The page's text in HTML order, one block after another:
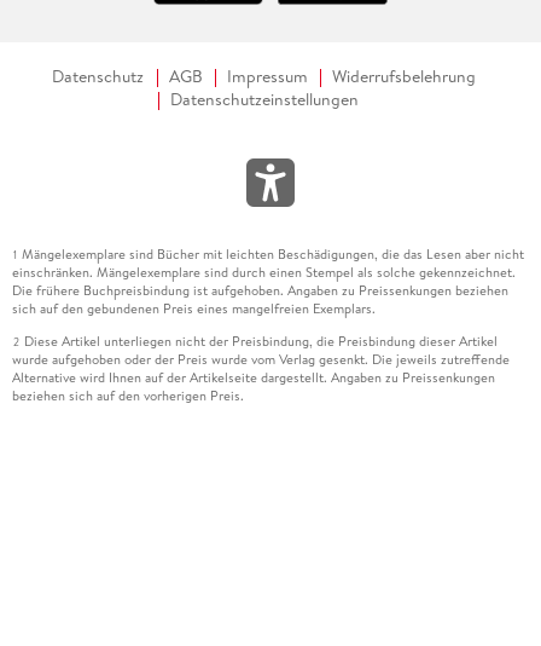
Datenschutz AGB Impressum
Widerrufsbelehrung
Datenschutzeinstellungen
1 Mängelexemplare sind Bücher mit leichten Beschädigungen, die das Lesen aber nicht
einschränken. Mängelexemplare sind durch einen Stempel als solche gekennzeichnet.
Die frühere Buchpreisbindung ist aufgehoben. Angaben zu Preissenkungen beziehen
sich auf den gebundenen Preis eines mangelfreien Exemplars.
2 Diese Artikel unterliegen nicht der Preisbindung, die Preisbindung dieser Artikel
wurde aufgehoben oder der Preis wurde vom Verlag gesenkt. Die jeweils zutreffende
Alternative wird Ihnen auf der Artikelseite dargestellt. Angaben zu Preissenkungen
beziehen sich auf den vorherigen Preis.